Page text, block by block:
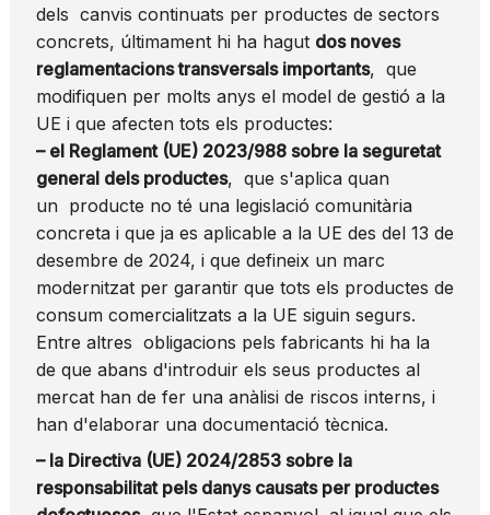
dels canvis continuats per productes de sectors
concrets, últimament hi ha hagut dos noves
reglamentacions transversals importants, que
modifiquen per molts anys el model de gestió a la
UE i que afecten tots els productes:
– el Reglament (UE) 2023/988 sobre la seguretat
general dels productes, que s'aplica quan
un producte no té una legislació comunitària
concreta i que ja es aplicable a la UE des del 13 de
desembre de 2024, i que defineix un marc
modernitzat per garantir que tots els productes de
consum comercialitzats a la UE siguin segurs.
Entre altres obligacions pels fabricants hi ha la
de que abans d'introduir els seus productes al
mercat han de fer una anàlisi de riscos interns, i
han d'elaborar una documentació tècnica.
– la Directiva (UE) 2024/2853 sobre la
responsabilitat pels danys causats per productes